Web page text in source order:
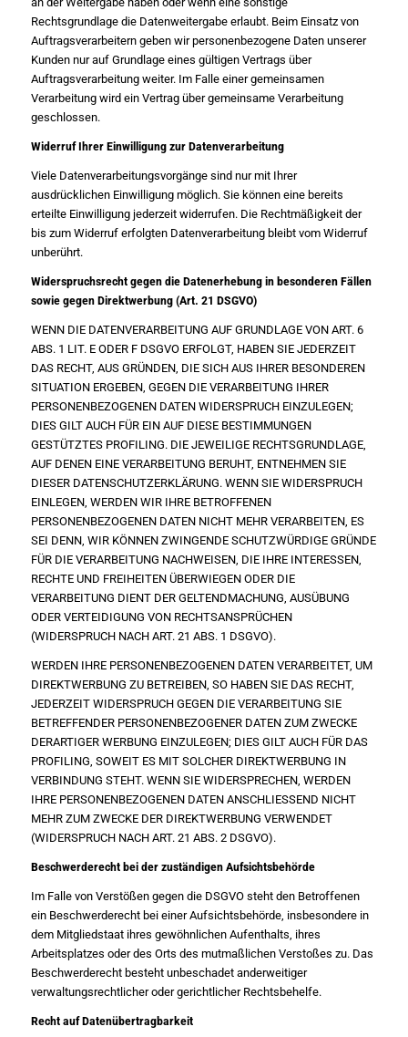
Rechtsgrundlage die Datenweitergabe erlaubt. Beim Einsatz von
Auftragsverarbeitern geben wir personenbezogene Daten unserer
Kunden nur auf Grundlage eines gültigen Vertrags über
Auftragsverarbeitung weiter. Im Falle einer gemeinsamen
Verarbeitung wird ein Vertrag über gemeinsame Verarbeitung
geschlossen.
Widerruf Ihrer Einwilligung zur Datenverarbeitung
Viele Datenverarbeitungsvorgänge sind nur mit Ihrer
ausdrücklichen Einwilligung möglich. Sie können eine bereits
erteilte Einwilligung jederzeit widerrufen. Die Rechtmäßigkeit der
bis zum Widerruf erfolgten Datenverarbeitung bleibt vom Widerruf
unberührt.
Widerspruchsrecht gegen die Datenerhebung in besonderen Fällen
sowie gegen Direktwerbung (Art. 21 DSGVO)
WENN DIE DATENVERARBEITUNG AUF GRUNDLAGE VON ART. 6
ABS. 1 LIT. E ODER F DSGVO ERFOLGT, HABEN SIE JEDERZEIT
DAS RECHT, AUS GRÜNDEN, DIE SICH AUS IHRER BESONDEREN
SITUATION ERGEBEN, GEGEN DIE VERARBEITUNG IHRER
PERSONENBEZOGENEN DATEN WIDERSPRUCH EINZULEGEN;
DIES GILT AUCH FÜR EIN AUF DIESE BESTIMMUNGEN
GESTÜTZTES PROFILING. DIE JEWEILIGE RECHTSGRUNDLAGE,
AUF DENEN EINE VERARBEITUNG BERUHT, ENTNEHMEN SIE
DIESER DATENSCHUTZERKLÄRUNG. WENN SIE WIDERSPRUCH
EINLEGEN, WERDEN WIR IHRE BETROFFENEN
PERSONENBEZOGENEN DATEN NICHT MEHR VERARBEITEN, ES
SEI DENN, WIR KÖNNEN ZWINGENDE SCHUTZWÜRDIGE GRÜNDE
FÜR DIE VERARBEITUNG NACHWEISEN, DIE IHRE INTERESSEN,
RECHTE UND FREIHEITEN ÜBERWIEGEN ODER DIE
VERARBEITUNG DIENT DER GELTENDMACHUNG, AUSÜBUNG
ODER VERTEIDIGUNG VON RECHTSANSPRÜCHEN
(WIDERSPRUCH NACH ART. 21 ABS. 1 DSGVO).
WERDEN IHRE PERSONENBEZOGENEN DATEN VERARBEITET, UM
DIREKTWERBUNG ZU BETREIBEN, SO HABEN SIE DAS RECHT,
JEDERZEIT WIDERSPRUCH GEGEN DIE VERARBEITUNG SIE
BETREFFENDER PERSONENBEZOGENER DATEN ZUM ZWECKE
DERARTIGER WERBUNG EINZULEGEN; DIES GILT AUCH FÜR DAS
PROFILING, SOWEIT ES MIT SOLCHER DIREKTWERBUNG IN
VERBINDUNG STEHT. WENN SIE WIDERSPRECHEN, WERDEN
IHRE PERSONENBEZOGENEN DATEN ANSCHLIESSEND NICHT
MEHR ZUM ZWECKE DER DIREKTWERBUNG VERWENDET
(WIDERSPRUCH NACH ART. 21 ABS. 2 DSGVO).
Beschwerde­recht bei der zuständigen Aufsichts­behörde
Im Falle von Verstößen gegen die DSGVO steht den Betroffenen
ein Beschwerderecht bei einer Aufsichtsbehörde, insbesondere in
dem Mitgliedstaat ihres gewöhnlichen Aufenthalts, ihres
Arbeitsplatzes oder des Orts des mutmaßlichen Verstoßes zu. Das
Beschwerderecht besteht unbeschadet anderweitiger
verwaltungsrechtlicher oder gerichtlicher Rechtsbehelfe.
Recht auf Daten­übertrag­barkeit